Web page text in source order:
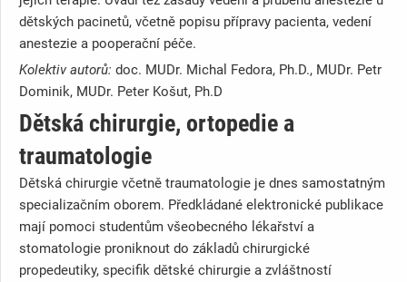
dětských pacinetů, včetně popisu přípravy pacienta, vedení
anestezie a pooperační péče.
Kolektiv autorů: doc. MUDr. Michal Fedora, Ph.D., MUDr. Petr
Dominik, MUDr. Peter Košut, Ph.D
Dětská chirurgie, ortopedie a
traumatologie
Dětská chirurgie včetně traumatologie je dnes samostatným
specializačním oborem. Předkládané elektronické publikace
mají pomoci studentům všeobecného lékařství a
stomatologie proniknout do základů chirurgické
propedeutiky, specifik dětské chirurgie a zvláštností